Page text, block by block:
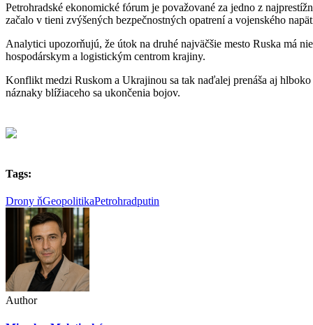
Petrohradské ekonomické fórum je považované za jedno z
začalo v tieni zvýšených bezpečnostných opatrení a vojenského
Analytici upozorňujú, že útok na druhé najväčšie mesto Ruska má
hospodárskym a logistickým centrom krajiny.
Konflikt medzi Ruskom a Ukrajinou sa tak naďalej prenáša aj
náznaky blížiaceho sa ukončenia bojov.
Tags:
Drony ňGeopolitikaPetrohradputin
Author